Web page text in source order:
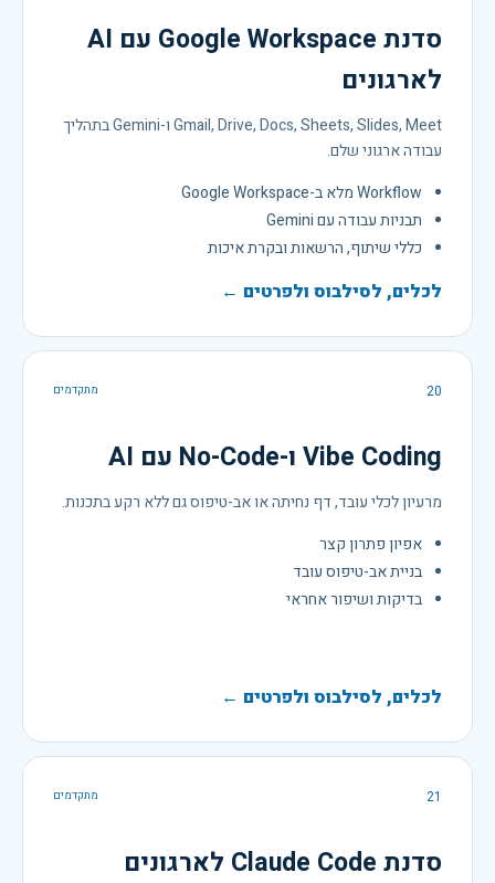
סדנת Google Workspace עם AI
לארגונים
Gmail, Drive, Docs, Sheets, Slides, Meet ו-Gemini בתהליך
עבודה ארגוני שלם.
Workflow מלא ב-Google Workspace
תבניות עבודה עם Gemini
כללי שיתוף, הרשאות ובקרת איכות
לכלים, לסילבוס ולפרטים ←
20 מתקדמים
Vibe Coding ו-No-Code עם AI
מרעיון לכלי עובד, דף נחיתה או אב-טיפוס גם ללא רקע בתכנות.
אפיון פתרון קצר
בניית אב-טיפוס עובד
בדיקות ושיפור אחראי
לכלים, לסילבוס ולפרטים ←
21 מתקדמים
סדנת Claude Code לארגונים